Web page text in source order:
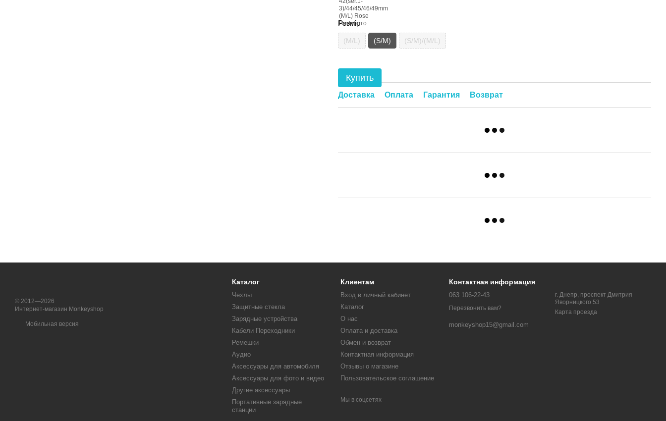
Розмір
(M/L) (S/M) (S/M)/(M/L)
Купить
Доставка Оплата Гарантия Возврат
© 2012—2026
Интернет-магазин Monkeyshop
Мобильная версия
Каталог
Чехлы
Защитные стекла
Зарядные устройства
Кабели Переходники
Ремешки
Аудио
Аксессуары для автомобиля
Аксессуары для фото и видео
Другие аксессуары
Портативные зарядные
станции
Клиентам
Вход в личный кабинет
Каталог
О нас
Оплата и доставка
Обмен и возврат
Контактная информация
Отзывы о магазине
Пользовательское соглашение
Мы в соцсетях
Контактная информация
063 106-22-43
Перезвонить вам?
monkeyshop15@gmail.com
г. Днепр, проспект Дмитрия
Яворницкого 53
Карта проезда